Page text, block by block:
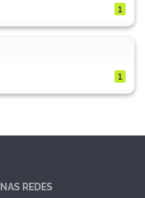
1
1
NAS REDES